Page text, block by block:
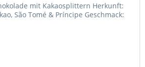
mit Kakaosplittern Herkunft:
São Tomé & Príncipe Geschmack: